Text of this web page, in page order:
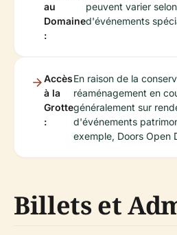
au
Domaine
:
peuvent varier
d'événements
Accès
à la
Grotte
:
En raison de la
réaménagement en
généralement sur
d'événements
exemple, Doors Open
Billets et